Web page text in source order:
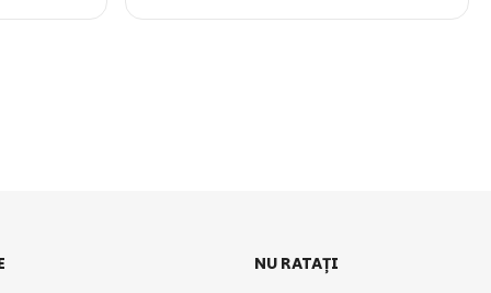
NU RATAȚI